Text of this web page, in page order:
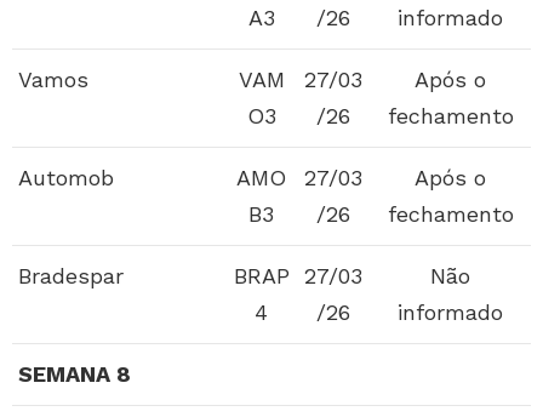
A3
/26
informado
Vamos
VAM
O3
27/03
/26
Após o
fechamento
Automob
AMO
B3
27/03
/26
Após o
fechamento
Bradespar
BRAP
4
27/03
/26
Não
informado
SEMANA 8